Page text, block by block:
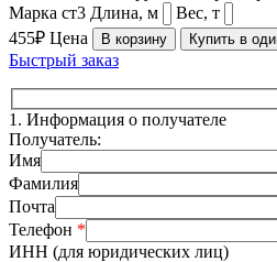
Марка ст3 Длина, м
Вес, т
455₽ Цена В корзину Купить в
Быстрый заказ
1. Информация о получателе
Получатель:
Имя
Фамилия
Почта
Телефон *
ИНН (для юридических лиц)